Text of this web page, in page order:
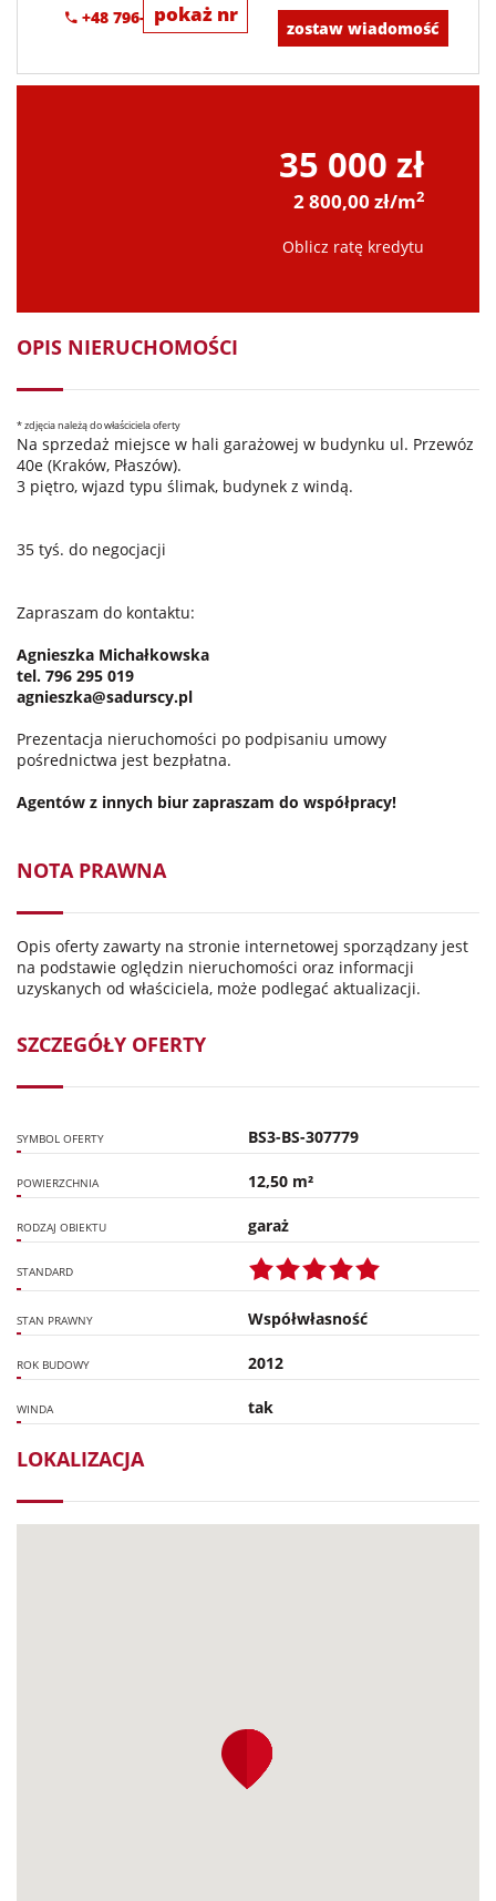
pokaż nr
+48 796-295-019
zostaw wiadomość
35 000 zł
2 800,00 zł/m2
Oblicz ratę kredytu
OPIS NIERUCHOMOŚCI
* zdjęcia należą do właściciela oferty
Na sprzedaż miejsce w hali garażowej w budynku ul. Przewóz
40e (Kraków, Płaszów).
3 piętro, wjazd typu ślimak, budynek z windą.
35 tyś. do negocjacji
Zapraszam do kontaktu:
Agnieszka Michałkowska
tel. 796 295 019
agnieszka@sadurscy.pl
Prezentacja nieruchomości po podpisaniu umowy
pośrednictwa jest bezpłatna.
Agentów z innych biur zapraszam do współpracy!
NOTA PRAWNA
Opis oferty zawarty na stronie internetowej sporządzany jest
na podstawie oględzin nieruchomości oraz informacji
uzyskanych od właściciela, może podlegać aktualizacji.
SZCZEGÓŁY OFERTY
SYMBOL OFERTY BS3-BS-307779
POWIERZCHNIA 12,50 m²
RODZAJ OBIEKTU garaż
STANDARD
STAN PRAWNY Współwłasność
ROK BUDOWY 2012
WINDA tak
LOKALIZACJA